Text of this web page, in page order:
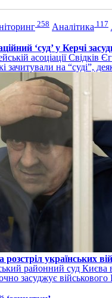
258 Аналітика 117
‘суд’ у Керчі
асоціації Свідків
зачитували на “суді”,
розстріл українських
районний суд Києва
засуджує